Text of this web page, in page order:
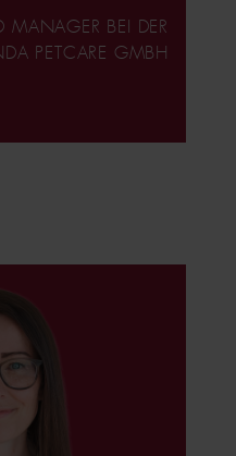
BEI DER
PETCARE GMBH